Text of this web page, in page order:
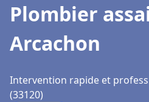
Plombier
Arcachon
Intervention rapide et
(33120)